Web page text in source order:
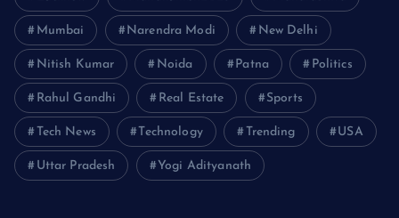
Mumbai Narendra Modi New Delhi
Nitish Kumar Noida Patna Politics
Rahul Gandhi Real Estate Sports
Tech News Technology Trending USA
Uttar Pradesh Yogi Adityanath